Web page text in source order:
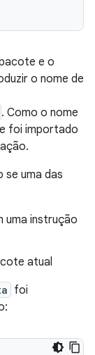
e o
o nome de
. Como o nome
foi importado
se uma das
uma instrução
atual
foi